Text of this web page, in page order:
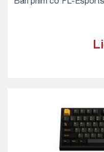
Bàn phím cơ FL-